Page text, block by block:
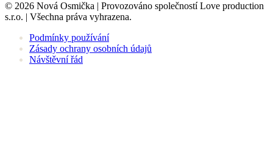
© 2026 Nová Osmička | Provozováno společností Love production
s.r.o. | Všechna práva vyhrazena.
Podmínky používání
Zásady ochrany osobních údajů
Návštěvní řád